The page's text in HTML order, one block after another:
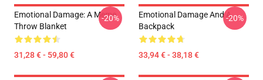
Emotional Damage: A Meme
Throw Blanket
31,28 € - 59,80 €
-20%
Emotional Damage And A
Backpack
33,94 € - 38,18 €
-20%